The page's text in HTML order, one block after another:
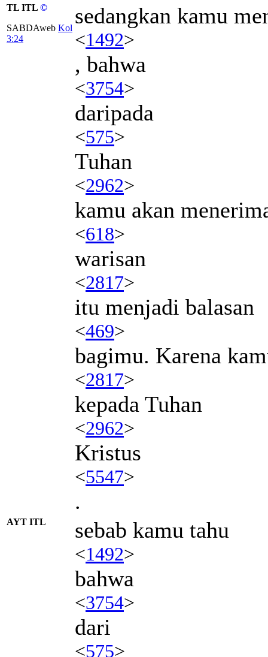
TL ITL ©
SABDAweb Kol
3:24
sedangkan kamu
<1492>
, bahwa
<3754>
daripada
<575>
Tuhan
<2962>
kamu akan
<618>
warisan
<2817>
itu menjadi balasan
<469>
bagimu. Karena
<2817>
kepada Tuhan
<2962>
Kristus
<5547>
.
AYT ITL sebab kamu tahu
<1492>
bahwa
<3754>
dari
<575>